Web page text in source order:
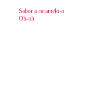
Sabor a caramelo-o
Oh-oh